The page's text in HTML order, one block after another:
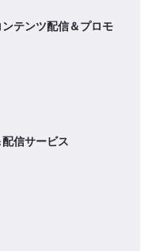
テンツ配信＆プロモ
信サービス